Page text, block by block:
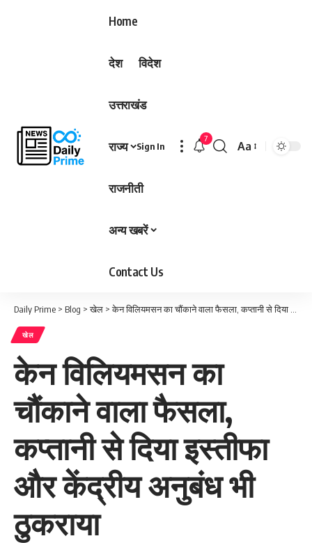
Home
देश विदेश
उत्तराखंड
राज्य
राजनीती
अन्य खबरें
Contact Us
Sign In
7
Font
Aa
Daily Prime > Blog >खेल >केन विलियमसन का चौंकाने वाला फैसला, कप्तानी से दिया इस्तीफा और केंद्रीय अनुबंध भी ठुकराया
खेल
केन विलियमसन का
चौंकाने वाला फैसला,
कप्तानी से दिया इस्तीफा
और केंद्रीय अनुबंध भी
ठुकराया